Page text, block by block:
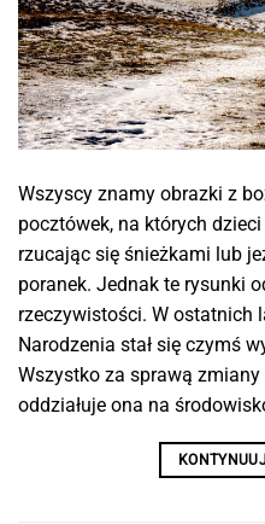
Wszyscy znamy obrazki z
pocztówek, na których
rzucając się śnieżkami lub
poranek. Jednak te rysunki
rzeczywistości. W ostatnich
Narodzenia stał się czymś
Wszystko za sprawą
oddziałuje ona na